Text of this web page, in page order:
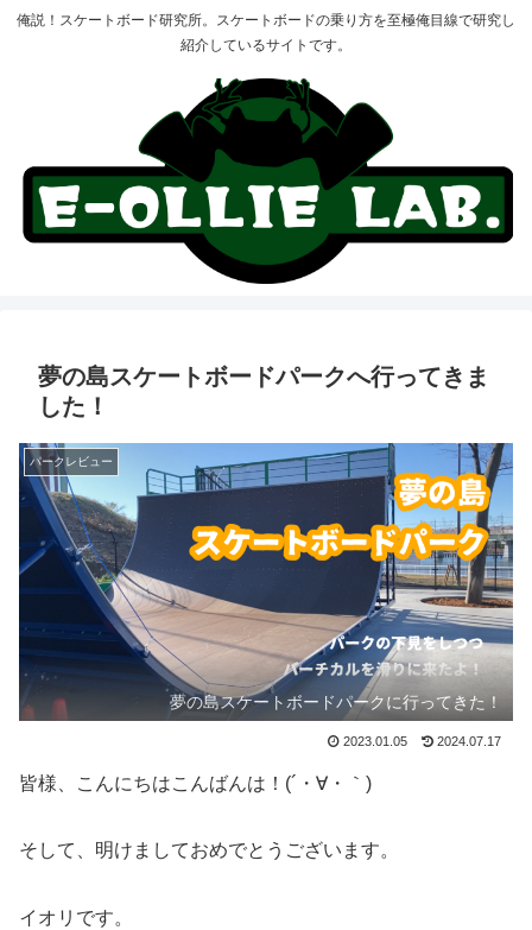
俺説！スケートボード研究所。スケートボードの乗り方を至極俺目線で研究し
紹介しているサイトです。
夢の島スケートボードパークへ行ってきま
した！
パークレビュー
夢の島スケートボードパークに行ってきた！
2023.01.05 2024.07.17
皆様、こんにちはこんばんは！(´・∀・｀)
そして、明けましておめでとうございます。
イオリです。